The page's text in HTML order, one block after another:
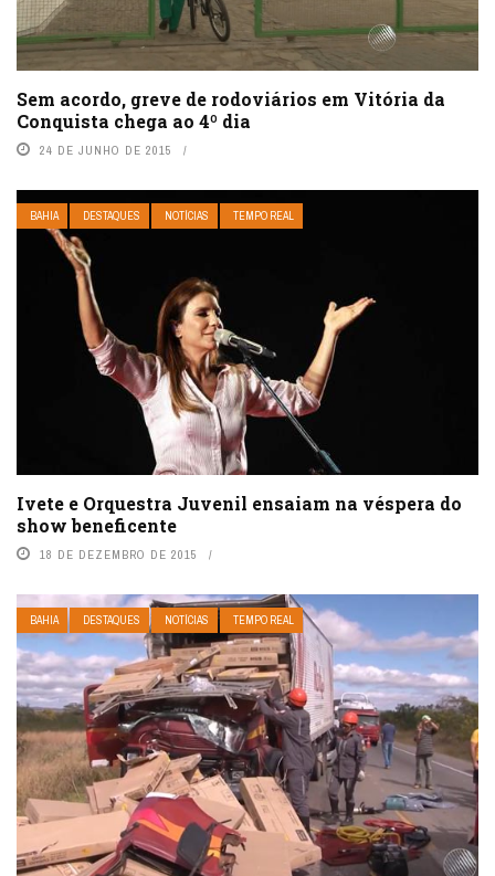
Sem acordo, greve de rodoviários em Vitória da
Conquista chega ao 4º dia
24 DE JUNHO DE 2015
BAHIA DESTAQUES NOTÍCIAS TEMPO REAL
Ivete e Orquestra Juvenil ensaiam na véspera do
show beneficente
18 DE DEZEMBRO DE 2015
BAHIA DESTAQUES NOTÍCIAS TEMPO REAL